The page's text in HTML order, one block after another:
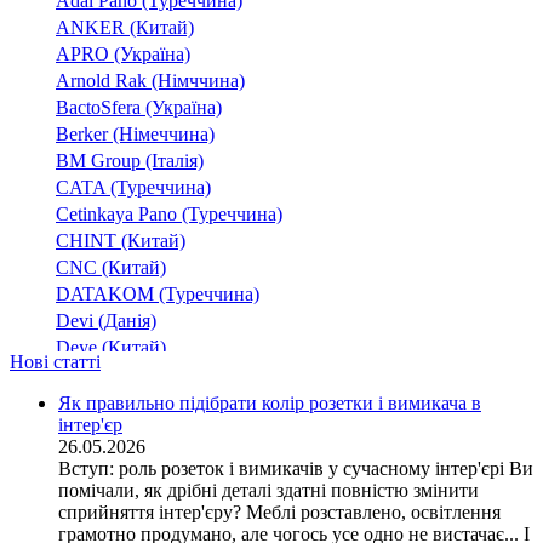
190
350
550
580
650
101,4
105,6
11,7
112,5
117
12,15
13,5 (1)
13.5
СНИ
СНПТО
Снптор
СНПТТ
СНР
ANKER (Китай)
APRO (Україна)
Arnold Rak (Німччина)
BactoSfera (Україна)
Berker (Німеччина)
BM Group (Італія)
CATA (Туреччина)
Cetinkaya Pano (Туреччина)
CHINT (Китай)
CNC (Китай)
DATAKOM (Туреччина)
Devi (Данія)
Deye (Китай)
DigiTop (Україна)
DKC (Україна)
Dyness (Китай)
E.NEXT (Україна)
EAE Electric
Eastron (Китай)
Eaton (США)
Нові статті
Як правильно підібрати колір розетки і вимикача в
інтер'єр
26.05.2026
Вступ: роль розеток і вимикачів у сучасному інтер'єрі Ви
помічали, як дрібні деталі здатні повністю змінити
сприйняття інтер'єру? Меблі розставлено, освітлення
грамотно продумано, але чогось усе одно не вистачає... І